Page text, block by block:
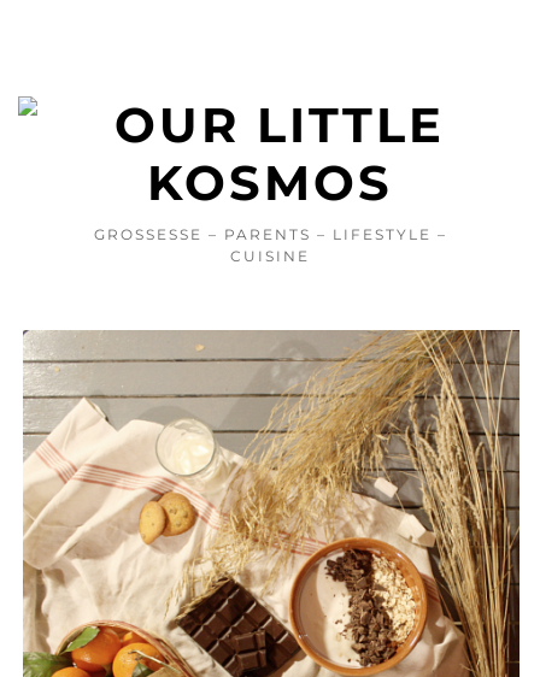
GROSSESSE – PARENTS – LIFESTYLE –
CUISINE